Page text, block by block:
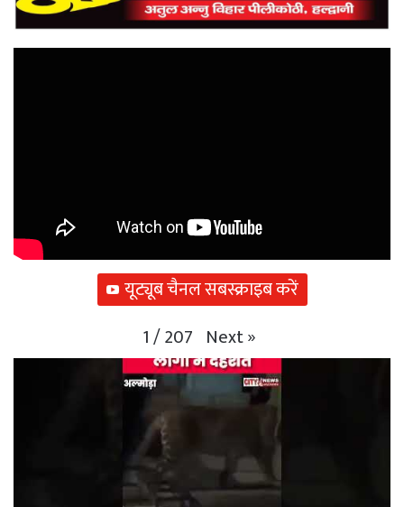
यूट्यूब चैनल सबस्क्राइब करें
1/207 Next»